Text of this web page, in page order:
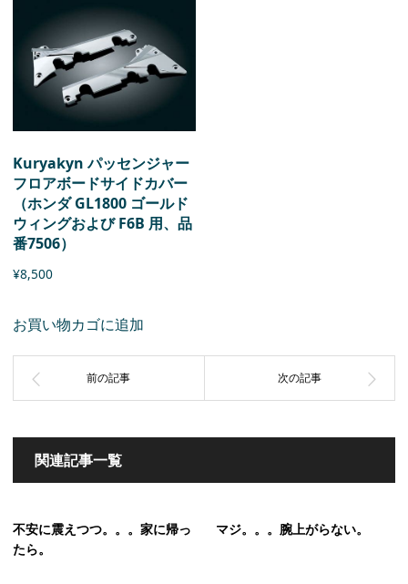
Kuryakyn パッセンジャー
フロアボードサイドカバー
（ホンダ GL1800 ゴールド
ウィングおよび F6B 用、品
番7506）
¥8,500
お買い物カゴに追加
関連記事一覧
不安に震えつつ。。。家に帰っ
たら。
マジ。。。腕上がらない。